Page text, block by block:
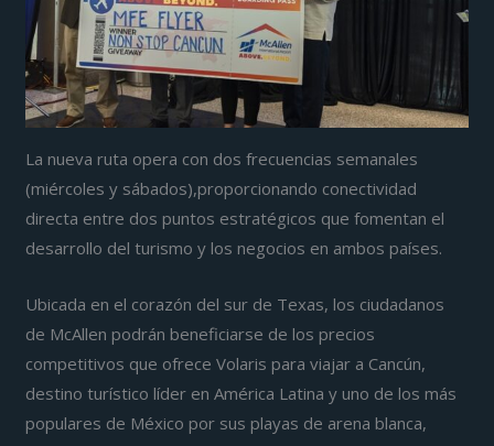
La nueva ruta opera con dos frecuencias semanales
(miércoles y sábados),proporcionando conectividad
directa entre dos puntos estratégicos que fomentan el
desarrollo del turismo y los negocios en ambos países.
Ubicada en el corazón del sur de Texas, los ciudadanos
de McAllen podrán beneficiarse de los precios
competitivos que ofrece Volaris para viajar a Cancún,
destino turístico líder en América Latina y uno de los más
populares de México por sus playas de arena blanca,